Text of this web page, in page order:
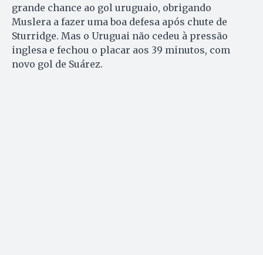
grande chance ao gol uruguaio, obrigando
Muslera a fazer uma boa defesa após chute de
Sturridge. Mas o Uruguai não cedeu à pressão
inglesa e fechou o placar aos 39 minutos, com
novo gol de Suárez.